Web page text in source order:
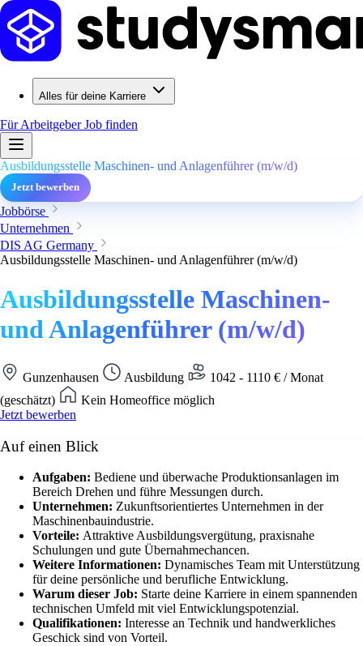
Alles für deine Karriere
Für ArbeitgeberJob finden
Ausbildungsstelle Maschinen- und Anlagenführer (m/w/d)
Jetzt bewerben
Jobbörse
Unternehmen
DIS AG Germany
Ausbildungsstelle Maschinen- und Anlagenführer (m/w/d)
Ausbildungsstelle Maschinen-
und Anlagenführer (m/w/d)
Gunzenhausen Ausbildung
1042 - 1110 € / Monat
(geschätzt)
Kein Homeoffice möglich
Jetzt bewerben
Auf einen Blick
Aufgaben: Bediene und überwache Produktionsanlagen im
Bereich Drehen und führe Messungen durch.
Unternehmen: Zukunftsorientiertes Unternehmen in der
Maschinenbauindustrie.
Vorteile: Attraktive Ausbildungsvergütung, praxisnahe
Schulungen und gute Übernahmechancen.
Weitere Informationen: Dynamisches Team mit Unterstützung
für deine persönliche und berufliche Entwicklung.
Warum dieser Job: Starte deine Karriere in einem spannenden
technischen Umfeld mit viel Entwicklungspotenzial.
Qualifikationen: Interesse an Technik und handwerkliches
Geschick sind von Vorteil.